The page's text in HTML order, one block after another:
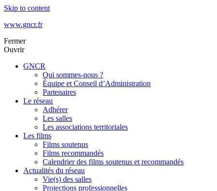
Skip to content
www.gncr.fr
Fermer
Ouvrir
GNCR
Qui sommes-nous ?
Équipe et Conseil d’Administration
Partenaires
Le réseau
Adhérer
Les salles
Les associations territoriales
Les films
Films soutenus
Films recommandés
Calendrier des films soutenus et recommandés
Actualités du réseau
Vie(s) des salles
Projections professionnelles